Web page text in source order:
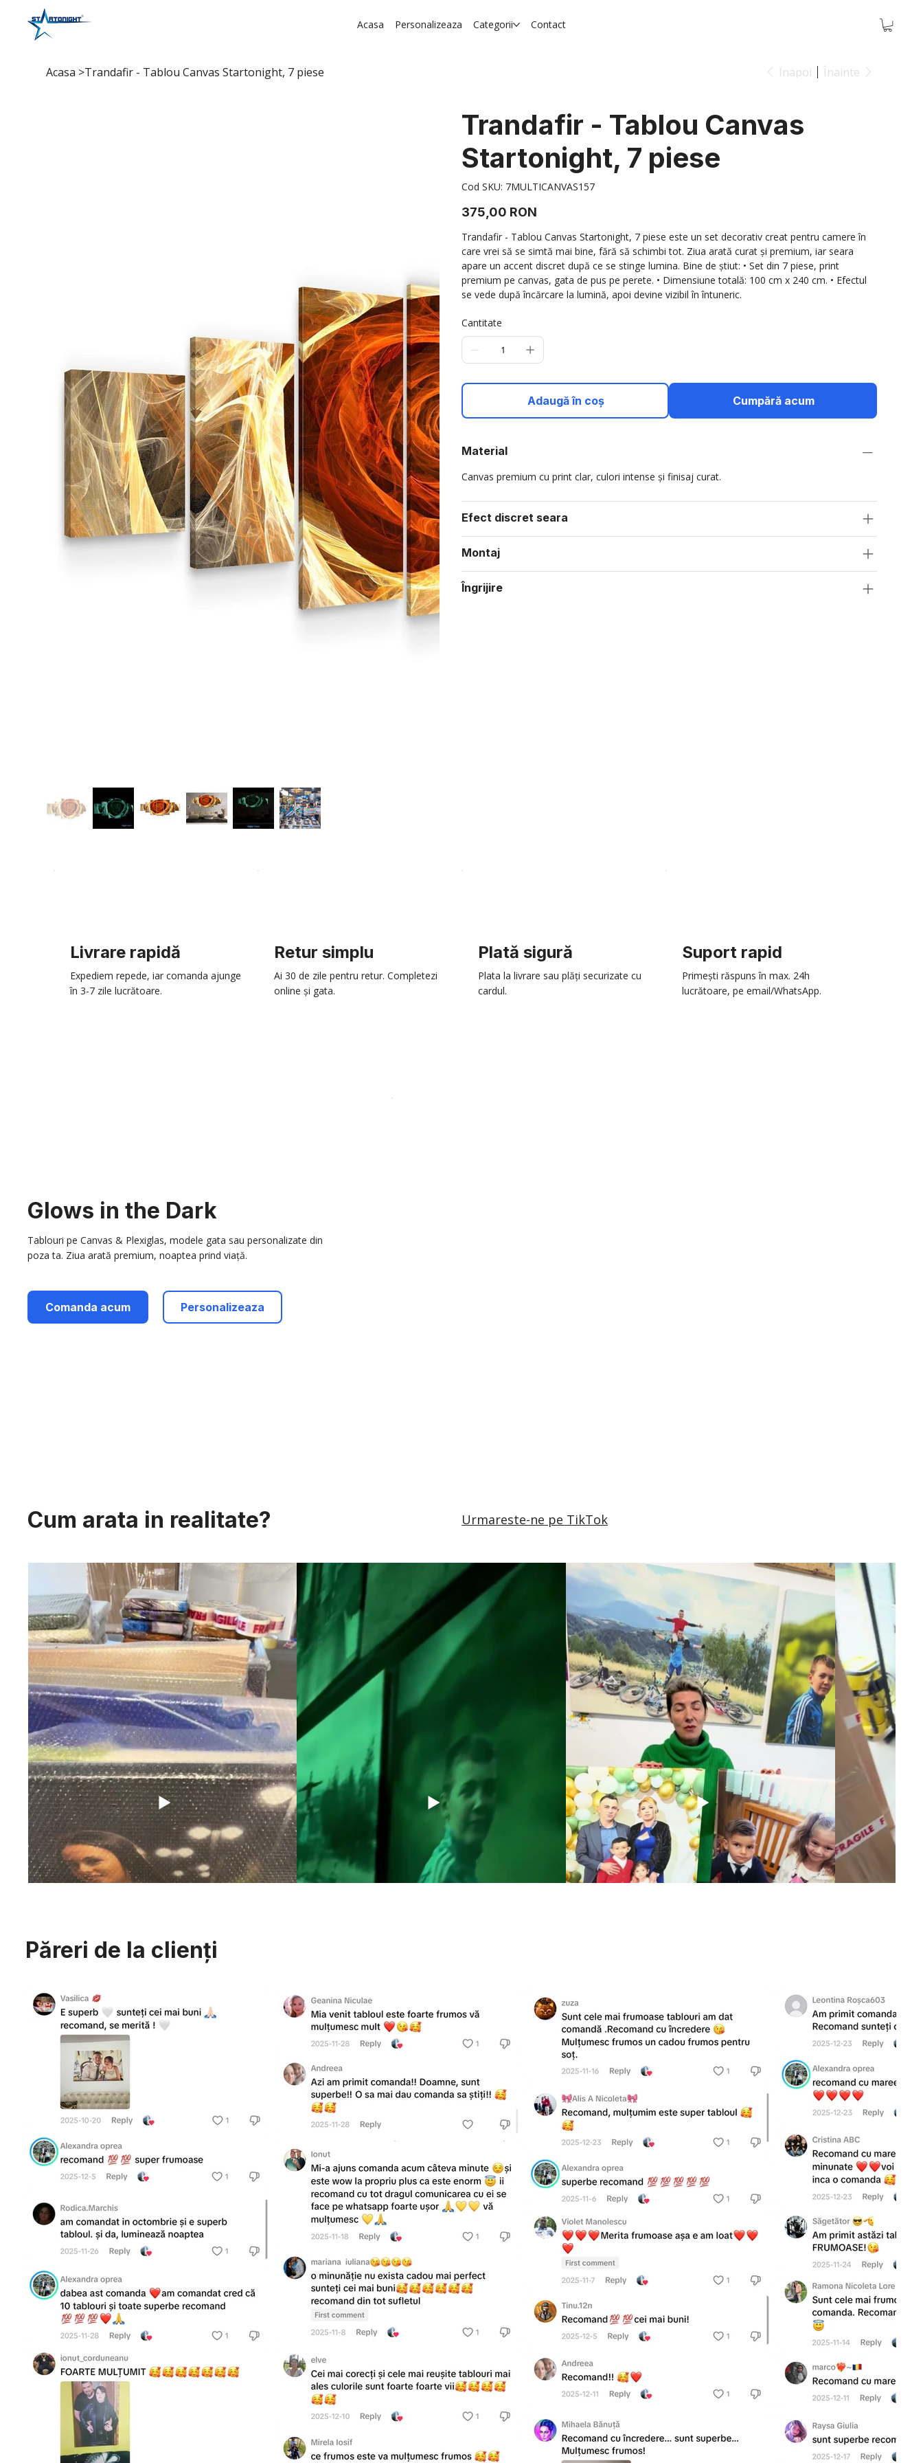
Acasa Personalizeaza Categorii Contact
Acasa >Trandafir - Tablou Canvas Startonight, 7 piese Înapoi Înainte
Trandafir - Tablou Canvas
Startonight, 7 piese
Cod SKU: Cod
SKU
7MULTICANVAS157
Preț
375,00 RON
Trandafir - Tablou Canvas Startonight, 7 piese este un set decorativ creat pentru camere în
care vrei să se simtă mai bine, fără să schimbi tot. Ziua arată curat și premium, iar seara
apare un accent discret după ce se stinge lumina. Bine de știut: • Set din 7 piese, print
premium pe canvas, gata de pus pe perete. • Dimensiune totală: 100 cm x 240 cm. • Efectul
se vede după încărcare la lumină, apoi devine vizibil în întuneric.
Cantitate
Adaugă în coș Cumpără acum
Material
Canvas premium cu print clar, culori intense și finisaj curat.
Efect discret seara
Montaj
Îngrijire
Livrare rapidă
Expediem repede, iar comanda ajunge
în 3-7 zile lucrătoare.
Retur simplu
Ai 30 de zile pentru retur. Completezi
online și gata.
Plată sigură
Plata la livrare sau plăți securizate cu
cardul.
Suport rapid
Primești răspuns în max. 24h
lucrătoare, pe email/WhatsApp.
Glows in the Dark
Tablouri pe Canvas & Plexiglas, modele gata sau personalizate din
poza ta. Ziua arată premium, noaptea prind viață.
Comanda acum Personalizeaza
Cum arata in realitate? Urmareste-ne pe TikTok
Păreri de la clienți